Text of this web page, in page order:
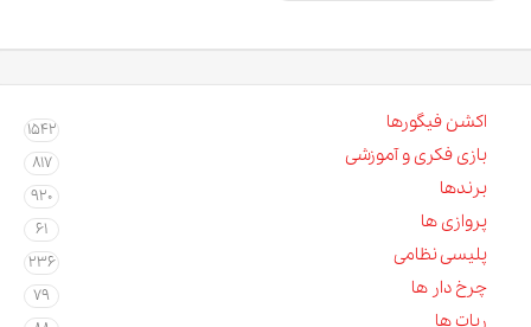
اکشن فیگورها 1542
بازی فکری و آموزشی 817
برندها 920
پروازی ها 61
پلیسی نظامی 236
چرخ دار ها 79
ربات ها